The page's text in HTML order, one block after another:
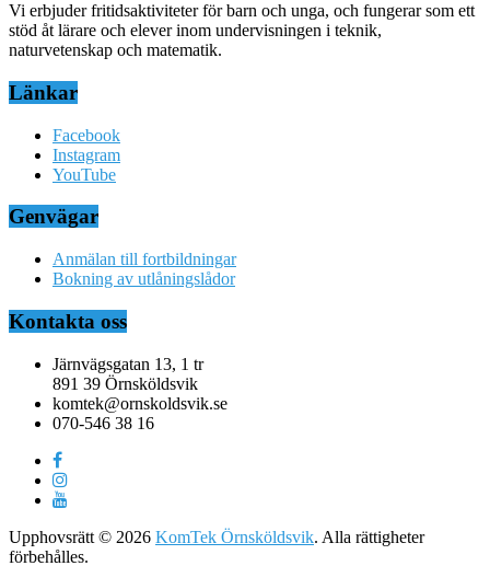
Vi erbjuder fritidsaktiviteter för barn och unga, och fungerar som ett
stöd åt lärare och elever inom undervisningen i teknik,
naturvetenskap och matematik.
Länkar
Facebook
Instagram
YouTube
Genvägar
Anmälan till fortbildningar
Bokning av utlåningslådor
Kontakta oss
Järnvägsgatan 13, 1 tr
891 39 Örnsköldsvik
komtek@ornskoldsvik.se
070-546 38 16
Upphovsrätt © 2026 KomTek Örnsköldsvik. Alla rättigheter
förbehålles.